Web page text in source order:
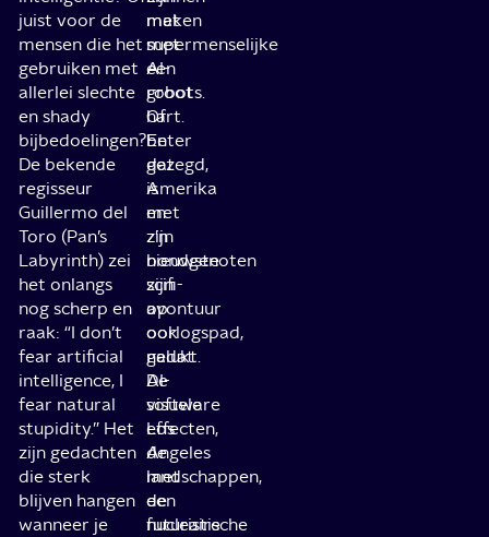
juist voor de
mensen die het
gebruiken met
allerlei slechte
en shady
bijbedoelingen?
De bekende
regisseur
Guillermo del
Toro (Pan’s
Labyrinth) zei
het onlangs
nog scherp en
raak: “I don’t
fear artificial
intelligence, I
fear natural
stupidity.” Het
zijn gedachten
die sterk
blijven hangen
wanneer je
met
supermenselijke
AI-
robots.
Of
beter
gezegd,
Amerika
en
z’n
bondgenoten
zijn
op
oorlogspad,
nadat
AI-
software
Los
Angeles
met
een
nucleaire
maken
met
een
groot
hart.
En
dat
is
met
zijn
nieuwste
scifi-
avontuur
ook
gelukt.
De
visuele
effecten,
de
landschappen,
de
futuristische